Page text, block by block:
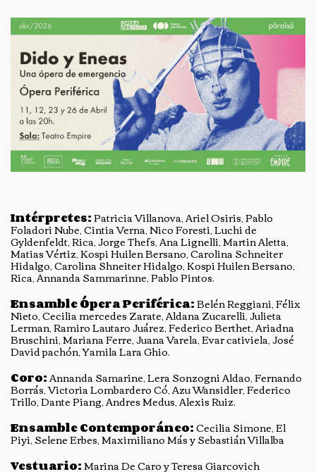
Intérpretes:Patricia Villanova, Ariel Osiris, Pablo
Foladori Nube, Cintia Verna, Nico Foresti, Luchi de
Gyldenfeldt, Rica, Jorge Thefs, Ana Lignelli, Martin Aletta,
Matias Vértiz, Kospi Huilen Bersano, Carolina Schneiter
Hidalgo, Carolina Shneiter Hidalgo, Kospi Huilen Bersano,
Rica, Annanda Sammarinne, Pablo Pintos.
Ensamble Ópera Periférica:Belén Reggiani, Félix
Nieto, Cecilia mercedes Zarate, Aldana Zucarelli, Julieta
Lerman, Ramiro Lautaro Juárez, Federico Berthet, Ariadna
Bruschini, Mariana Ferre, Juana Varela, Evar cativiela, José
David pachón, Yamila Lara Ghio.
Coro:Annanda Samarine, Lera Sonzogni Aldao, Fernando
Borrás, Victoria Lombardero Có, Azu Wansidler, Federico
Trillo, Dante Piang, Andres Medus, Alexis Ruiz.
Ensamble Contemporáneo:Cecilia Simone, El
Piyi, Selene Erbes, Maximiliano Más y Sebastián Villalba
Vestuario:Marina De Caro y Teresa Giarcovich